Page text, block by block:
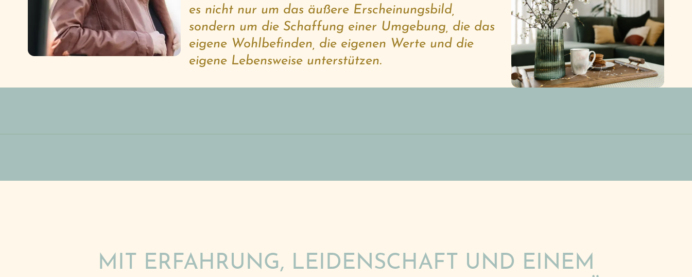
es nicht nur um das äußere Erscheinungsbild,
sondern um die Schaffung einer Umgebung, die das
eigene Wohlbefinden, die eigenen Werte und die
eigene Lebensweise unterstützen.
MIT ERFAHRUNG, LEIDENSCHAFT UND EINEM